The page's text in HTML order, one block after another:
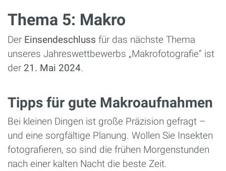
Thema 5: Makro
Der Einsendeschluss für das nächste Thema
unseres Jahreswettbewerbs „Makrofotografie“ ist
der 21. Mai 2024.
Tipps für gute Makroaufnahmen
Bei kleinen Dingen ist große Präzision gefragt –
und eine sorgfältige Planung. Wollen Sie Insekten
fotografieren, so sind die frühen Morgenstunden
nach einer kalten Nacht die beste Zeit.